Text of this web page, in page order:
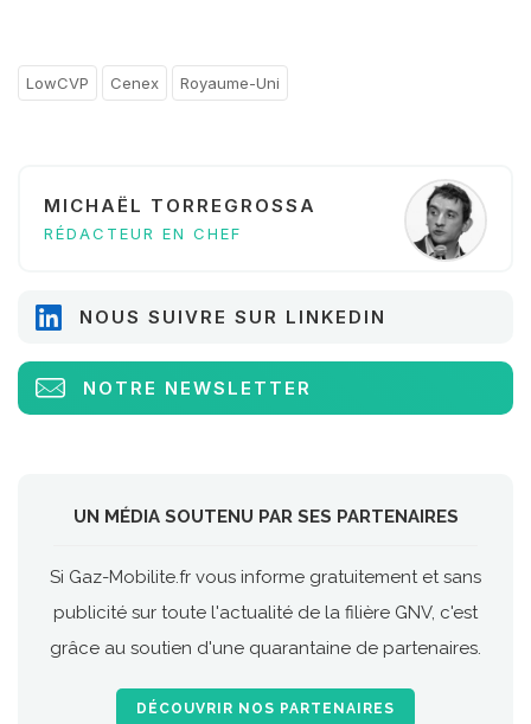
LowCVP Cenex Royaume-Uni
MICHAËL TORREGROSSA
RÉDACTEUR EN CHEF
NOUS SUIVRE SUR LINKEDIN
NOTRE NEWSLETTER
UN MÉDIA SOUTENU PAR SES PARTENAIRES
Si Gaz-Mobilite.fr vous informe gratuitement et sans
publicité sur toute l'actualité de la filière GNV, c'est
grâce au soutien d'une quarantaine de partenaires.
DÉCOUVRIR NOS PARTENAIRES